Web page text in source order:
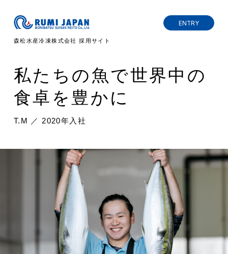
森松水産冷凍株式会社 採用サイト
ENTRY
私たちの魚で世界中の
食卓を豊かに
T.M ／ 2020年入社